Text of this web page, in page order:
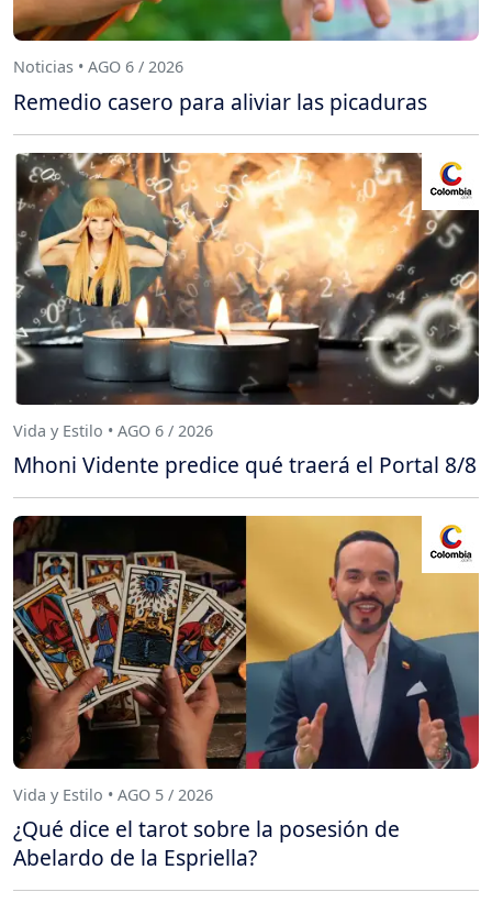
Noticias • AGO 6 / 2026
Remedio casero para aliviar las picaduras
Vida y Estilo • AGO 6 / 2026
Mhoni Vidente predice qué traerá el Portal 8/8
Vida y Estilo • AGO 5 / 2026
¿Qué dice el tarot sobre la posesión de
Abelardo de la Espriella?